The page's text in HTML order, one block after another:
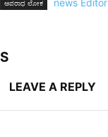
ಅಪರಾಧ ಲೋಕ news Editor
LEAVE A REPLY